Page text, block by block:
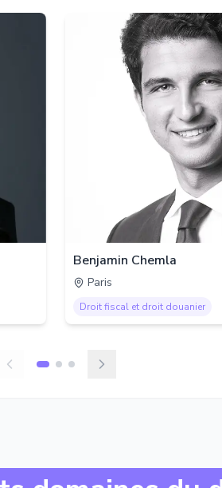
Benjamin Chemla
Paris
Droit fiscal et droit douanier